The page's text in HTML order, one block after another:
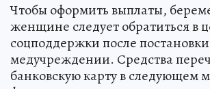
Чтобы оформить выплаты,
женщине следует обратиться в
соцподдержки после
медучреждении. Средства
банковскую карту в следующем